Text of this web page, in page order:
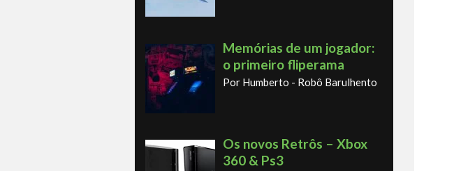
Memórias de um jogador:
o primeiro fliperama
Por Humberto - Robô Barulhento
Os novos Retrôs – Xbox
360 & Ps3